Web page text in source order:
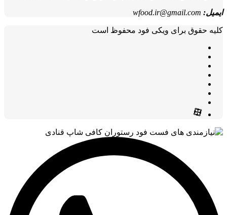
ایمیل: wfood.ir@gmail.com
کلیه حقوق برای ویکی فود محفوظ است